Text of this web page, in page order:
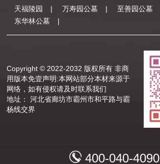
天福陵园 | 万寿园公墓 | 至善园公墓
东华林公墓
|
400-040-4090
Copyright © 2022-2032 版权所有 非商
用版本免壹声明:本网站部分本材来源于
网络，如有侵权请及时联系我们
地址： 河北省廊坊市霸州市和平路与霸
杨线交界